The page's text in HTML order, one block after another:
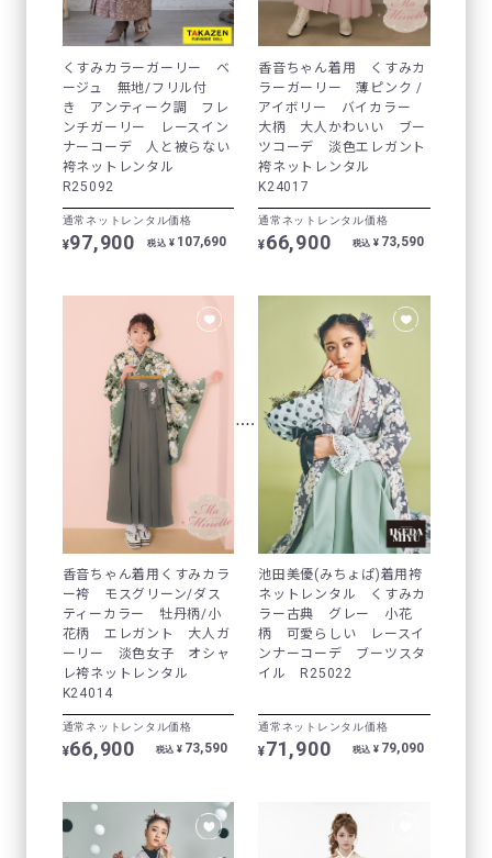
くすみカラーガーリー ベ
ージュ 無地/フリル付
き アンティーク調 フレ
ンチガーリー レースイン
ナーコーデ 人と被らない
袴ネットレンタル
R25092
通常ネットレンタル価格
¥97,900 税込 ¥ 107,690
香音ちゃん着用 くすみカ
ラーガーリー 薄ピンク /
アイボリー バイカラー
大柄 大人かわいい ブー
ツコーデ 淡色エレガント
袴ネットレンタル
K24017
通常ネットレンタル価格
¥66,900 税込 ¥ 73,590
香音ちゃん着用くすみカラ
ー袴 モスグリーン/ダス
ティーカラー 牡丹柄/小
花柄 エレガント 大人ガ
ーリー 淡色女子 オシャ
レ袴ネットレンタル
K24014
通常ネットレンタル価格
¥66,900 税込 ¥ 73,590
池田美優(みちょぱ)着用袴
ネットレンタル くすみカ
ラー古典 グレー 小花
柄 可愛らしい レースイ
ンナーコーデ ブーツスタ
イル R25022
通常ネットレンタル価格
¥71,900 税込 ¥ 79,090